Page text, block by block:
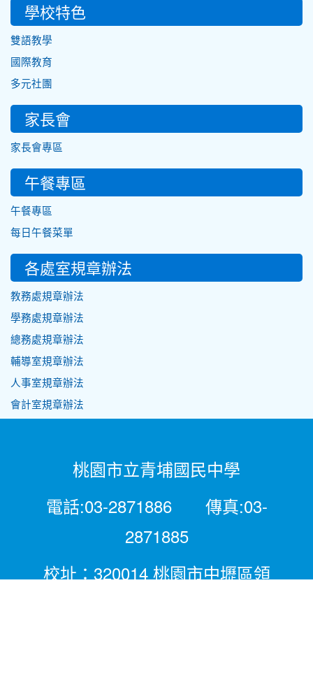
學校特色
雙語教學
國際教育
多元社團
家長會
家長會專區
午餐專區
午餐專區
每日午餐菜單
各處室規章辦法
教務處規章辦法
學務處規章辦法
總務處規章辦法
輔導室規章辦法
人事室規章辦法
會計室規章辦法
桃園市立青埔國民中學
電話:03-2871886 傳真:03-
2871885
校址：320014 桃園市中壢區領